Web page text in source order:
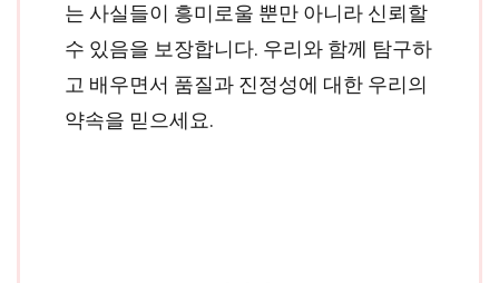
는 사실들이 흥미로울 뿐만 아니라 신뢰할
수 있음을 보장합니다. 우리와 함께 탐구하
고 배우면서 품질과 진정성에 대한 우리의
약속을 믿으세요.